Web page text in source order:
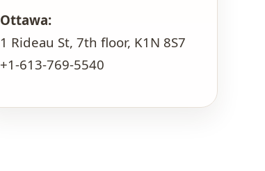
Ottawa:
1 Rideau St, 7th floor, K1N 8S7
+1-613-769-5540